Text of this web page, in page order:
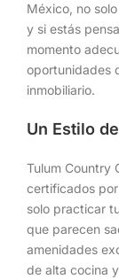
México, no
y si estás
momento
oportunidades
inmobiliario.
Un Estilo
Tulum Country
certificados
solo practicar
que parecen
amenidades
de alta cocina